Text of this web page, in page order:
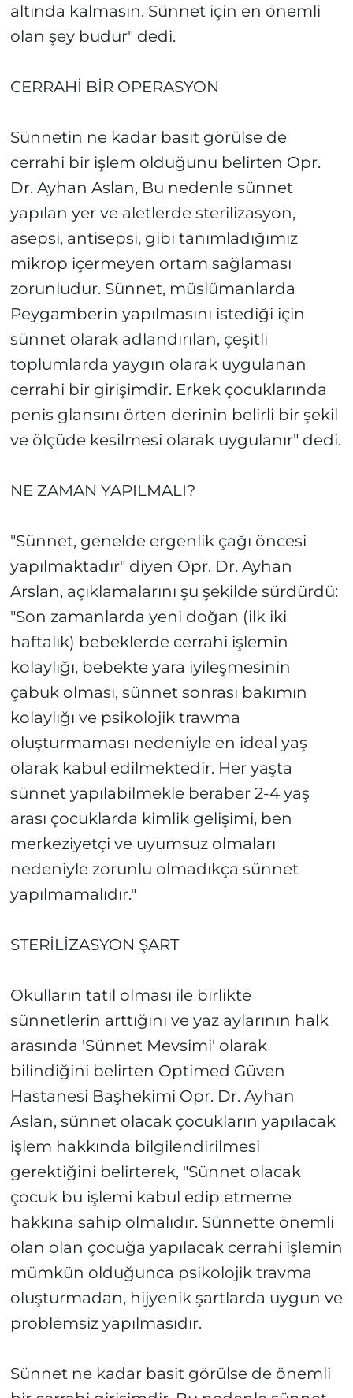
altında kalmasın. Sünnet için en önemli
olan şey budur" dedi.
CERRAHİ BİR OPERASYON
Sünnetin ne kadar basit görülse de
cerrahi bir işlem olduğunu belirten Opr.
Dr. Ayhan Aslan, Bu nedenle sünnet
yapılan yer ve aletlerde sterilizasyon,
asepsi, antisepsi, gibi tanımladığımız
mikrop içermeyen ortam sağlaması
zorunludur. Sünnet, müslümanlarda
Peygamberin yapılmasını istediği için
sünnet olarak adlandırılan, çeşitli
toplumlarda yaygın olarak uygulanan
cerrahi bir girişimdir. Erkek çocuklarında
penis glansını örten derinin belirli bir şekil
ve ölçüde kesilmesi olarak uygulanır" dedi.
NE ZAMAN YAPILMALI?
"Sünnet, genelde ergenlik çağı öncesi
yapılmaktadır" diyen Opr. Dr. Ayhan
Arslan, açıklamalarını şu şekilde sürdürdü:
"Son zamanlarda yeni doğan (ilk iki
haftalık) bebeklerde cerrahi işlemin
kolaylığı, bebekte yara iyileşmesinin
çabuk olması, sünnet sonrası bakımın
kolaylığı ve psikolojik trawma
oluşturmaması nedeniyle en ideal yaş
olarak kabul edilmektedir. Her yaşta
sünnet yapılabilmekle beraber 2-4 yaş
arası çocuklarda kimlik gelişimi, ben
merkeziyetçi ve uyumsuz olmaları
nedeniyle zorunlu olmadıkça sünnet
yapılmamalıdır."
STERİLİZASYON ŞART
Okulların tatil olması ile birlikte
sünnetlerin arttığını ve yaz aylarının halk
arasında 'Sünnet Mevsimi' olarak
bilindiğini belirten Optimed Güven
Hastanesi Başhekimi Opr. Dr. Ayhan
Aslan, sünnet olacak çocukların yapılacak
işlem hakkında bilgilendirilmesi
gerektiğini belirterek, "Sünnet olacak
çocuk bu işlemi kabul edip etmeme
hakkına sahip olmalıdır. Sünnette önemli
olan olan çocuğa yapılacak cerrahi işlemin
mümkün olduğunca psikolojik travma
oluşturmadan, hijyenik şartlarda uygun ve
problemsiz yapılmasıdır.
Sünnet ne kadar basit görülse de önemli